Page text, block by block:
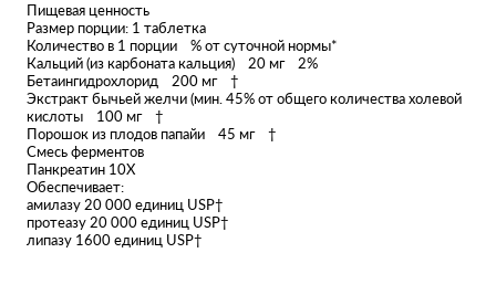
Пищевая ценность
Размер порции: 1 таблетка
Количество в 1 порции % от суточной нормы*
Кальций (из карбоната кальция) 20 мг 2%
Бетаингидрохлорид 200 мг †
Экстракт бычьей желчи (мин. 45% от общего количества холевой
кислоты 100 мг †
Порошок из плодов папайи 45 мг †
Смесь ферментов
Панкреатин 10X
Обеспечивает:
амилазу 20 000 единиц USP†
протеазу 20 000 единиц USP†
липазу 1600 единиц USP†